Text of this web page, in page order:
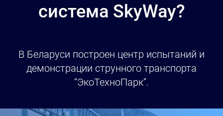
система SkyWay?
В Беларуси построен центр испытаний и
демонстрации струнного транспорта
“ЭкоТехноПарк”.